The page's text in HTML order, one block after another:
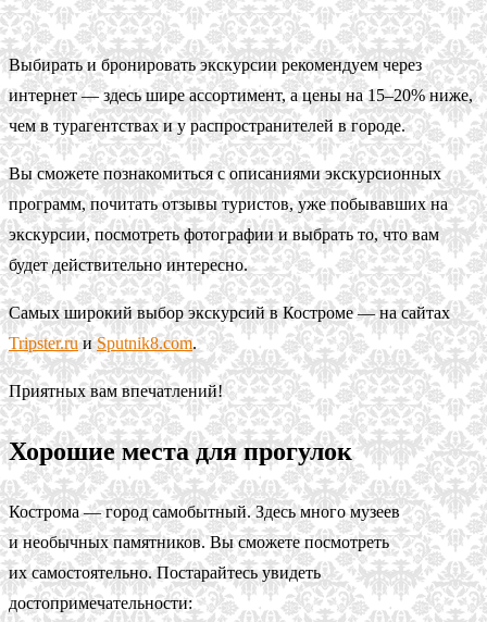
Выбирать и бронировать экскурсии рекомендуем через
интернет — здесь шире ассортимент, а цены на 15–20% ниже,
чем в турагентствах и у распространителей в городе.
Вы сможете познакомиться с описаниями экскурсионных
программ, почитать отзывы туристов, уже побывавших на
экскурсии, посмотреть фотографии и выбрать то, что вам
будет действительно интересно.
Самых широкий выбор экскурсий в Костроме — на сайтах
Tripster.ruиSputnik8.com.
Приятных вам впечатлений!
Хорошие места для прогулок
Кострома — город самобытный. Здесь много музеев
и необычных памятников. Вы сможете посмотреть
их самостоятельно. Постарайтесь увидеть
достопримечательности: